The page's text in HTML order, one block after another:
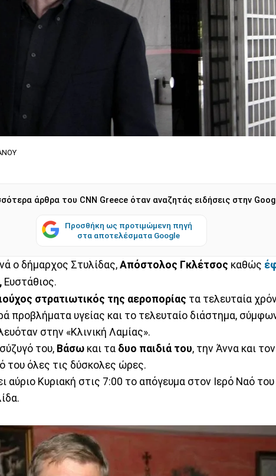
άρθρα του CNN Greece όταν αναζητάς ειδήσεις στην
Προσθήκη ως προτιμώμενη πηγή
στα αποτελέσματα Google
ο δήμαρχος Στυλίδας, Απόστολος Γκλέτσος καθώς
Ευστάθιος.
στρατιωτικός της αεροπορίας τα τελευταία
προβλήματα υγείας και το τελευταίο διάστημα,
στην «Κλινική Λαμίας».
του, Βάσω και τα δυο παιδιά του, την Άννα και
του όλες τις δύσκολες ώρες.
αύριο Κυριακή στις 7:00 το απόγευμα στον Ιερό Ναό του